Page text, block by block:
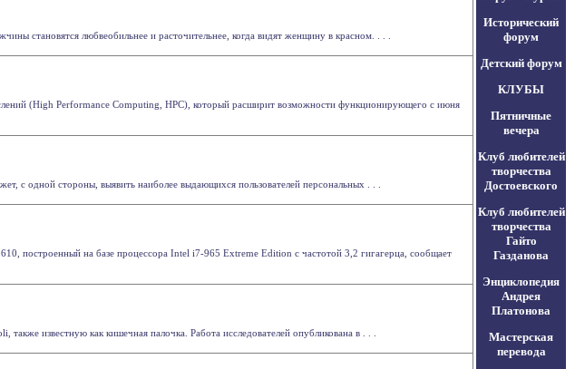
становятся любвеобильнее и расточительнее, когда видят женщину в красном. . . .
(High Performance Computing, HPC), который расширит возможности функционирующего с июня
с одной стороны, выявить наиболее выдающихся пользователей персональных . . .
построенный на базе процессора Intel i7-965 Extreme Edition с частотой 3,2 гигагерца, сообщает
известную как кишечная палочка. Работа исследователей опубликована в . . .
Исторический
форум
Детский форум
КЛУБЫ
Пятничные
вечера
Клуб любителей
творчества
Достоевского
Клуб любителей
творчества
Гайто
Газданова
Энциклопедия
Андрея
Платонова
Мастерская
перевода